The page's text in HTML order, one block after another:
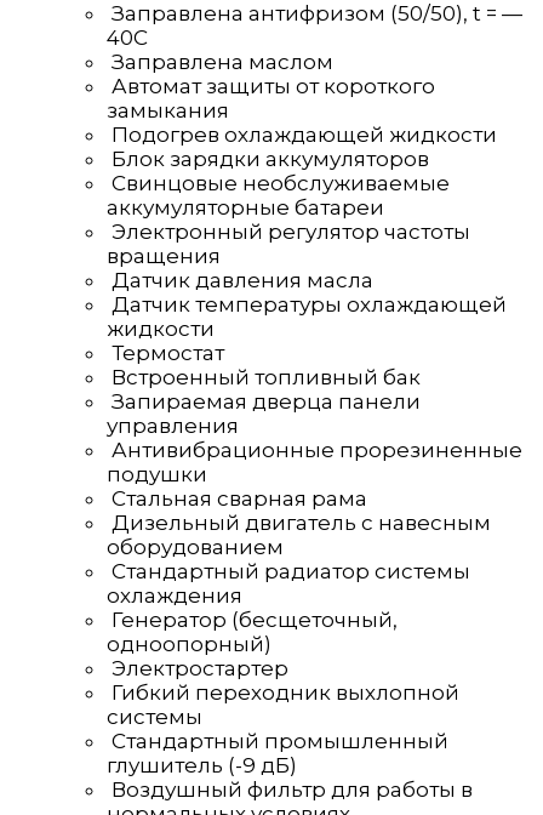
Заправлена антифризом (50/50), t = —
40C
Заправлена маслом
Автомат защиты от короткого
замыкания
Подогрев охлаждающей жидкости
Блок зарядки аккумуляторов
Свинцовые необслуживаемые
аккумуляторные батареи
Электронный регулятор частоты
вращения
Датчик давления масла
Датчик температуры охлаждающей
жидкости
Термостат
Встроенный топливный бак
Запираемая дверца панели
управления
Антивибрационные прорезиненные
подушки
Стальная сварная рама
Дизельный двигатель с навесным
оборудованием
Стандартный радиатор системы
охлаждения
Генератор (бесщеточный,
одноопорный)
Электростартер
Гибкий переходник выхлопной
системы
Стандартный промышленный
глушитель (-9 дБ)
Воздушный фильтр для работы в